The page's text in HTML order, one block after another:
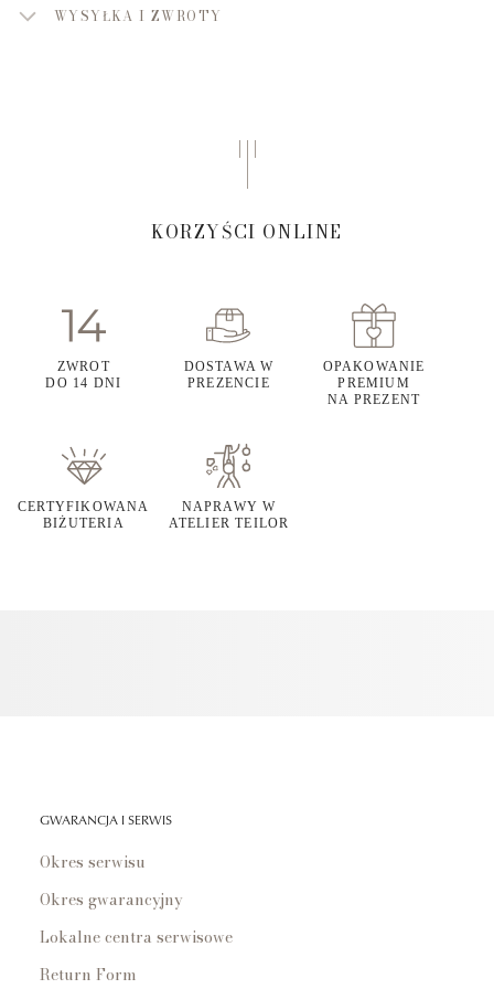
WYSYŁKA I ZWROTY
KORZYŚCI ONLINE
ZWROT
DO 14 DNI
DOSTAWA W
PREZENCIE
OPAKOWANIE
PREMIUM
NA PREZENT
CERTYFIKOWANA
BIŻUTERIA
NAPRAWY W
ATELIER TEILOR
GWARANCJA I SERWIS
Okres serwisu
Okres gwarancyjny
Lokalne centra serwisowe
Return Form